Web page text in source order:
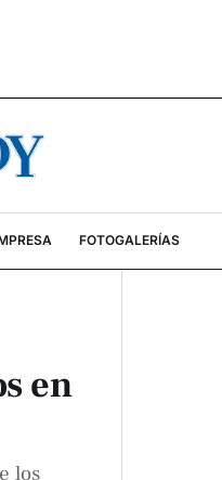
FOTOGALERÍAS
en
los